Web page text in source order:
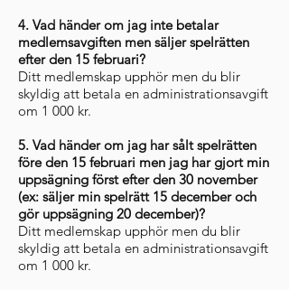
4. Vad händer om jag inte betalar
medlemsavgiften men säljer spelrätten
efter den 15 februari?
Ditt medlemskap upphör men du blir
skyldig att betala en administrationsavgift
om 1 000 kr.
5. Vad händer om jag har sålt spelrätten
före den 15 februari men jag har gjort min
uppsägning först efter den 30 november
(ex: säljer min spelrätt 15 december och
gör uppsägning 20 december)?
Ditt medlemskap upphör men du blir
skyldig att betala en administrationsavgift
om 1 000 kr.